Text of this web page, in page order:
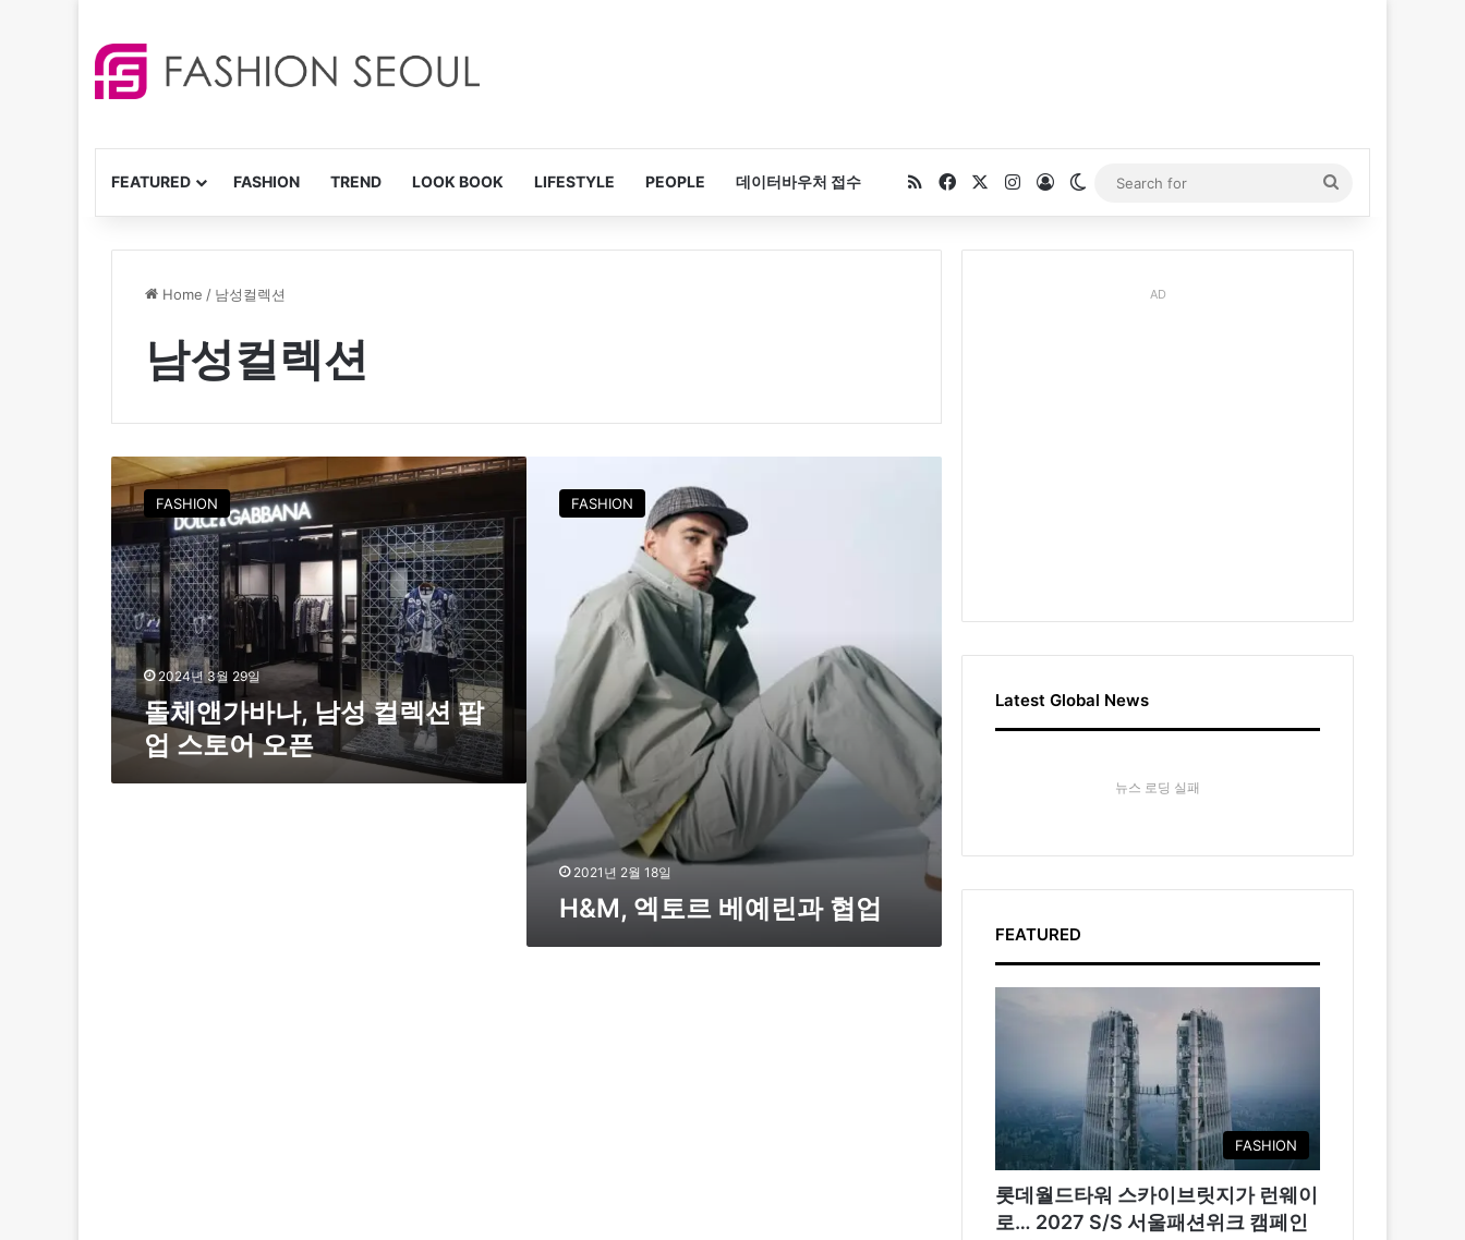
FEATURED FASHION TREND LOOK BOOK LIFESTYLE PEOPLE 데이터바우처 접수 RSS FacebookInstagram
Log InSwitch skin
for
Home / 남성컬렉션
남성컬렉션
체
앤
바
나
,
남
성
컬
렉
션
스
FASHION
2024년 3월 29일
돌체앤가바나, 남성 컬렉션 팝
업 스토어 오픈
협
FASHION
2021년 2월 18일
H&M, 엑토르 베예린과 협업
AD
Latest Global News
뉴스 로딩 실패
FEATURED
FASHION
롯데월드타워 스카이브릿지가 런웨이
로… 2027 S/S 서울패션위크 캠페인